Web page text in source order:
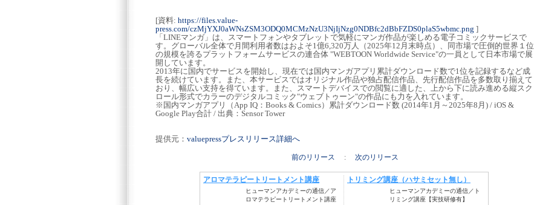
[資料: https://files.value-
press.com/czMjYXJ0aWNsZSM3ODQ0MCMzNzU3NjIjNzg0NDBfc2dBbFZDS0plaS5wbmc.png ]
「LINEマンガ」は、スマートフォンやタブレットで気軽にマンガ作品が楽しめる電子コミックサービスで
す。グローバル全体で月間利用者数はおよそ1億6,320万人（2025年12月末時点）、同市場で圧倒的世界１位
の規模を誇るプラットフォームサービスの連合体 "WEBTOON Worldwide Service"の一員として日本市場で展
開しています。
2013年に国内でサービスを開始し、現在では国内マンガアプリ累計ダウンロード数で1位を記録するなど成
長を続けています。また、本サービスではオリジナル作品や独占配信作品、先行配信作品を多数取り揃えて
おり、幅広い支持を得ています。また、スマートデバイスでの閲覧に適した、上から下に読み進める縦スク
ロール形式でカラーのデジタルコミック"ウェブトゥーン"の作品にも力を入れています。
※国内マンガアプリ（App IQ：Books & Comics）累計ダウンロード数 (2014年1月～2025年8月) / iOS &
Google Play合計 / 出典：Sensor Tower
提供元： valuepressプレスリリース詳細へ
前のリリース : 次のリリース